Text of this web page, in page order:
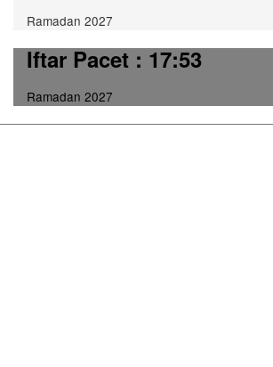
Ramadan 2027
Iftar Pacet: 17:53
Ramadan 2027